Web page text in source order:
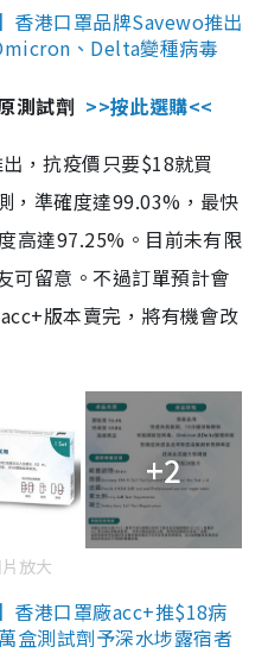
香港口罩品牌Savewo推出
、Delta變種病毒
測試劑 >>按此選購<<
，抗疫價只要$18就買
，準確度達99.03%，最快
高達97.25%。目前未有限
可留意。不過訂單預計會
版本賣完，將有機會改
+2
放大
香港口罩廠acc+推$18病
盒測試劑予深水埗露宿者